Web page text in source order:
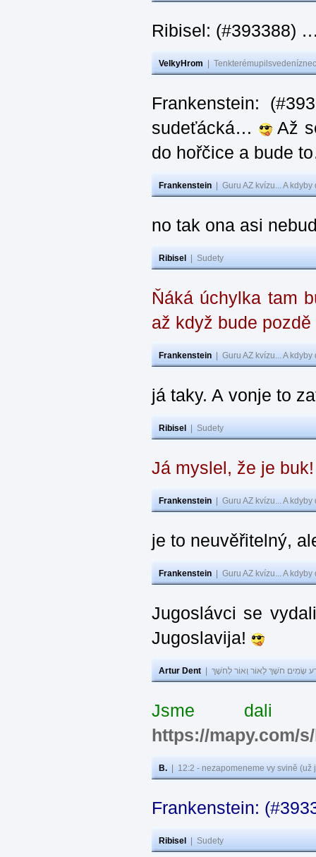
Ribisel: (#393388)
VelkyHrom
Frankenstein:
sudeťácká…
Až
do hořčice a bude
Frankenstein Guru AZ kvízu... A
no tak ona asi
Ribisel Sudety
Ňáká úchylka tam
až když bude pozdě
Frankenstein Guru AZ kvízu... A
já taky. A vonje to
Ribisel Sudety
Já myslel, že je
Frankenstein Guru AZ kvízu... A
je to neuvěřitelný,
Frankenstein Guru AZ kvízu... A
Jugoslávci se
Jugoslavija!
Artur Dent שָׂמִים חֹשֶׁךְ לְאוֹר וְאוֹר לְחֹשֶׁךְ
Jsme dali
https://mapy.com/
B. 12:2 - nezapomeneme vy svině
Frankenstein:
Ribisel Sudety